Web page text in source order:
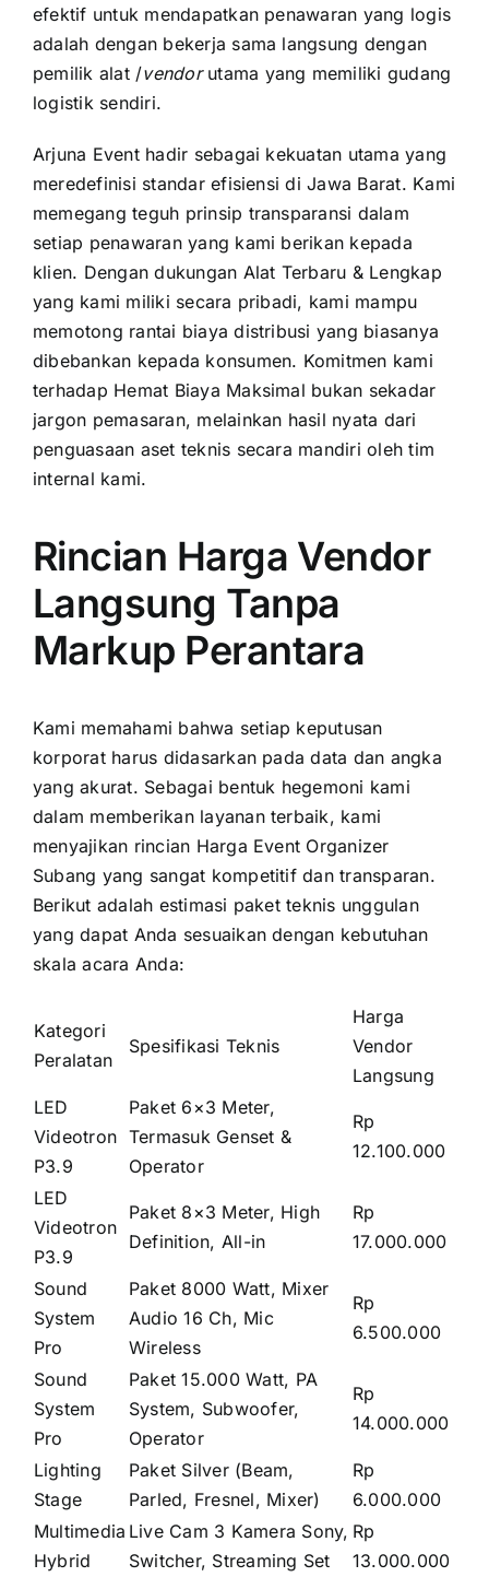
efektif untuk mendapatkan penawaran yang logis
adalah dengan bekerja sama langsung dengan
pemilik alat /vendorutama yang memiliki gudang
logistik sendiri.
Arjuna Event hadir sebagai kekuatan utama yang
meredefinisi standar efisiensi di Jawa Barat. Kami
memegang teguh prinsip transparansi dalam
setiap penawaran yang kami berikan kepada
klien. Dengan dukungan Alat Terbaru & Lengkap
yang kami miliki secara pribadi, kami mampu
memotong rantai biaya distribusi yang biasanya
dibebankan kepada konsumen. Komitmen kami
terhadap Hemat Biaya Maksimal bukan sekadar
jargon pemasaran, melainkan hasil nyata dari
penguasaan aset teknis secara mandiri oleh tim
internal kami.
Rincian Harga Vendor
Langsung Tanpa
Markup Perantara
Kami memahami bahwa setiap keputusan
korporat harus didasarkan pada data dan angka
yang akurat. Sebagai bentuk hegemoni kami
dalam memberikan layanan terbaik, kami
menyajikan rincian Harga Event Organizer
Subang yang sangat kompetitif dan transparan.
Berikut adalah estimasi paket teknis unggulan
yang dapat Anda sesuaikan dengan kebutuhan
skala acara Anda:
Kategori
Peralatan
Spesifikasi Teknis
Harga
Vendor
Langsung
LED
Videotron
P3.9
Paket 6×3 Meter,
Termasuk Genset &
Operator
Rp
12.100.000
LED
Videotron
P3.9
Paket 8×3 Meter, High
Definition, All-in
Rp
17.000.000
Sound
System
Pro
Paket 8000 Watt, Mixer
Audio 16 Ch, Mic
Wireless
Rp
6.500.000
Sound
System
Pro
Paket 15.000 Watt, PA
System, Subwoofer,
Operator
Rp
14.000.000
Lighting
Stage
Paket Silver (Beam,
Parled, Fresnel, Mixer)
Rp
6.000.000
Multimedia
Hybrid
Live Cam 3 Kamera Sony,
Switcher, Streaming Set
Rp
13.000.000